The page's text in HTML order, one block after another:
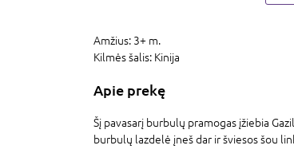
Amžius: 3+ m.
Kilmės šalis: Kinija
Apie prekę
Šį pavasarį burbulų pramogas įžiebia
burbulų lazdelė įneš dar ir šviesos šou